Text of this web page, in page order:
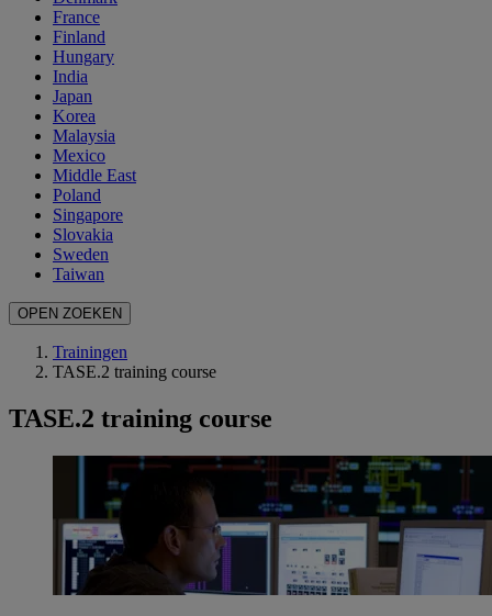
France
Finland
Hungary
India
Japan
Korea
Malaysia
Mexico
Middle East
Poland
Singapore
Slovakia
Sweden
Taiwan
OPEN ZOEKEN
Trainingen
TASE.2 training course
TASE.2 training course